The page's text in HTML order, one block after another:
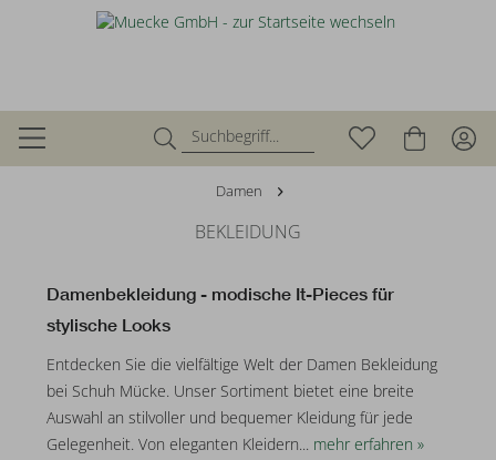
Damen
BEKLEIDUNG
Damenbekleidung - modische It-Pieces für
stylische Looks
Entdecken Sie die vielfältige Welt der Damen Bekleidung
bei Schuh Mücke. Unser Sortiment bietet eine breite
Auswahl an stilvoller und bequemer Kleidung für jede
Gelegenheit. Von eleganten Kleidern... mehr erfahren »